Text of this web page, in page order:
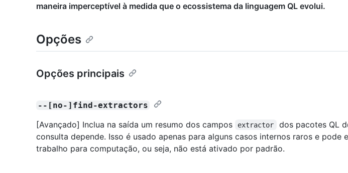
maneira imperceptível à medida que o ecossistema da linguagem QL evolui.
Opções
Opções principais
--[no-]find-extractors
[Avançado] Inclua na saída um resumo dos campos extractor
dos pacotes QL
consulta depende. Isso é usado apenas para alguns casos internos raros e pode
trabalho para computação, ou seja, não está ativado por padrão.